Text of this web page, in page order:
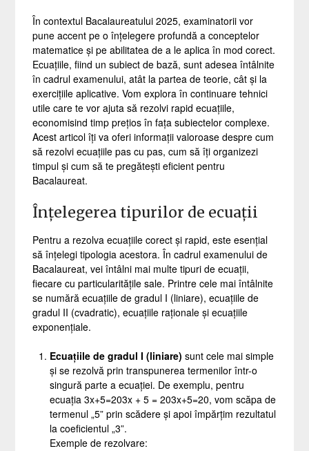
În contextul Bacalaureatului 2025, examinatorii vor
pune accent pe o înțelegere profundă a conceptelor
matematice și pe abilitatea de a le aplica în mod corect.
Ecuațiile, fiind un subiect de bază, sunt adesea întâlnite
în cadrul examenului, atât la partea de teorie, cât și la
exercițiile aplicative. Vom explora în continuare tehnici
utile care te vor ajuta să rezolvi rapid ecuațiile,
economisind timp prețios în fața subiectelor complexe.
Acest articol îți va oferi informații valoroase despre cum
să rezolvi ecuațiile pas cu pas, cum să îți organizezi
timpul și cum să te pregătești eficient pentru
Bacalaureat.
Înțelegerea tipurilor de ecuații
Pentru a rezolva ecuațiile corect și rapid, este esențial
să înțelegi tipologia acestora. În cadrul examenului de
Bacalaureat, vei întâlni mai multe tipuri de ecuații,
fiecare cu particularitățile sale. Printre cele mai întâlnite
se numără ecuațiile de gradul I (liniare), ecuațiile de
gradul II (cvadratic), ecuațiile raționale și ecuațiile
exponențiale.
Ecuațiile de gradul I (liniare) sunt cele mai simple
și se rezolvă prin transpunerea termenilor într-o
singură parte a ecuației. De exemplu, pentru
ecuația3x+5=203x + 5 = 203x+5=20, vom scăpa de
termenul „5” prin scădere și apoi împărțim rezultatul
la coeficientul „3”.
Exemple de rezolvare: